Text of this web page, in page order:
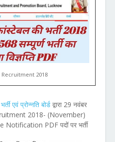
Recruitment 2018
एवं प्रोन्नति बोर्ड द्वारा 29 नवंबर
2018- (November)
PDF पदों पर भर्ती